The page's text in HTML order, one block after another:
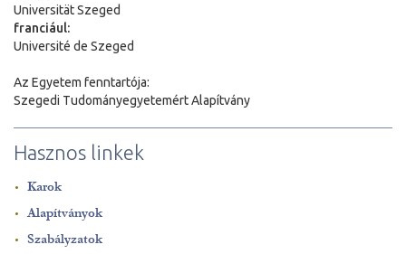
Universität Szeged
franciául:
Université de Szeged
Az Egyetem fenntartója:
Szegedi Tudományegyetemért Alapítvány
Hasznos linkek
Karok
Alapítványok
Szabályzatok